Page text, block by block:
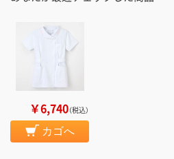
￥6,740（税込）
カゴへ